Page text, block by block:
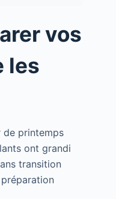
vos
les
de printemps
ont grandi
transition